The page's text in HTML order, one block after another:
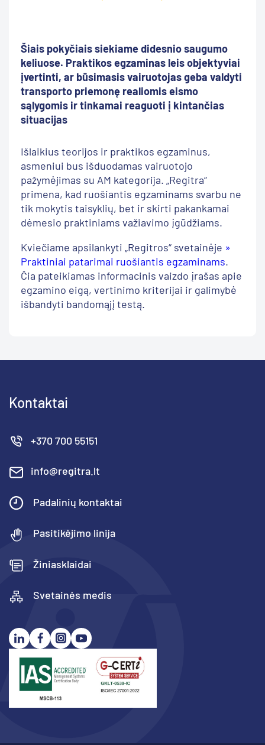
Šiais pokyčiais siekiame didesnio saugumo
keliuose. Praktikos egzaminas leis objektyviai
įvertinti, ar būsimasis vairuotojas geba valdyti
transporto priemonę realiomis eismo
sąlygomis ir tinkamai reaguoti į kintančias
situacijas
Išlaikius teorijos ir praktikos egzaminus,
asmeniui bus išduodamas vairuotojo
pažymėjimas su AM kategorija. „Regitra“
primena, kad ruošiantis egzaminams svarbu ne
tik mokytis taisyklių, bet ir skirti pakankamai
dėmesio praktiniams važiavimo įgūdžiams.
Kviečiame apsilankyti „Regitros“ svetainėje »
Praktiniai patarimai ruošiantis egzaminams.
Čia pateikiamas informacinis vaizdo įrašas apie
egzamino eigą, vertinimo kriterijai ir galimybė
išbandyti bandomąjį testą.
Kontaktai
+370 700 55151
info@regitra.lt
Padalinių kontaktai
Pasitikėjimo linija
Žiniasklaidai
Svetainės medis